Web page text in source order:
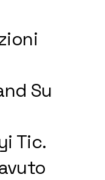
Su
Tic.